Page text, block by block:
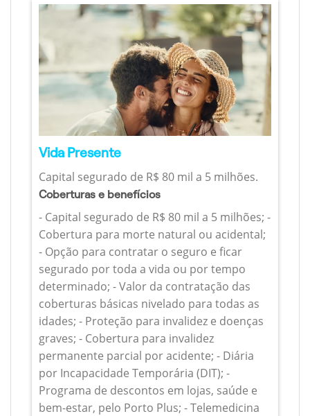
Vida Presente
Capital segurado de R$ 80 mil a 5 milhões.
Coberturas e benefícios
- Capital segurado de R$ 80 mil a 5 milhões; -
Cobertura para morte natural ou acidental;
- Opção para contratar o seguro e ficar
segurado por toda a vida ou por tempo
determinado; - Valor da contratação das
coberturas básicas nivelado para todas as
idades; - Proteção para invalidez e doenças
graves; - Cobertura para invalidez
permanente parcial por acidente; - Diária
por Incapacidade Temporária (DIT); -
Programa de descontos em lojas, saúde e
bem-estar, pelo Porto Plus; - Telemedicina